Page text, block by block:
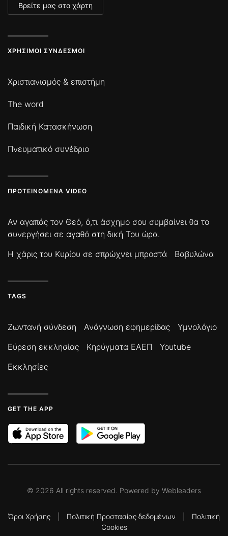
Βρείτε μας στο χάρτη
ΧΡΉΣΙΜΟΙ ΣΎΝΔΕΣΜΟΙ
Χριστιανισμός & επιστήμη
The word
Παιδική Κατασκήνωση
Πνευματικό συνέδριο
ΠΡΟΤΕΙΝΌΜΕΝΑ VIDEO
Αν αγαπάς τον Θεό, ό,τι άσχημο σου συμβαίνει θα το
συνεργήσει σε αγαθό στη δική Του ώρα.
Η χάρις του Κυρίου σε σπρώχνει μπροστά
Βαβυλώνα
TAGS
Ζωντανή σύνδεση Ανάγνωση εφημερίδας
Υμνολόγιο
Εύρεση εκκλησίας
Κηρύγματα ΕΑΕΠ
Youtube
Εκκλησίες
GET THE APP
© 2026 All rights reserved. Powered by Webleaders
Όροι Χρήσης Πολιτική Προστασίας δεδομένων
Πολιτική
Cookies